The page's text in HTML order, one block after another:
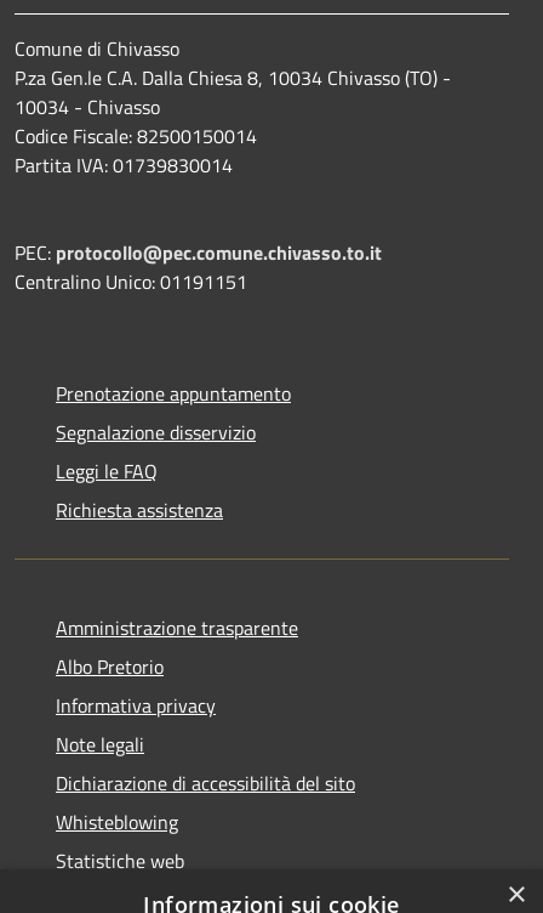
Comune di Chivasso
P.za Gen.le C.A. Dalla Chiesa 8, 10034 Chivasso (TO) -
10034 - Chivasso
Codice Fiscale: 82500150014
Partita IVA: 01739830014
PEC: protocollo@pec.comune.chivasso.to.it
Centralino Unico: 01191151
Prenotazione appuntamento
Segnalazione disservizio
Leggi le FAQ
Richiesta assistenza
Amministrazione trasparente
Albo Pretorio
Informativa privacy
Note legali
Dichiarazione di accessibilità del sito
Whisteblowing
Statistiche web
Segnalazioni di non conformità
×
Informazioni sui cookie